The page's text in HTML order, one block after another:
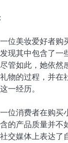
一位美妆爱好者购
现其中包含了一
管如此，她依然
物的过程，并在
一经历。
一位消费者在购
的产品质量并不
交媒体上表达了